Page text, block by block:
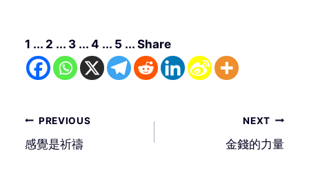
1 ... 2 ... 3 ... 4 ... 5 ... Share
文
章
PREVIOUS
感覺是祈禱
NEXT
金錢的力量